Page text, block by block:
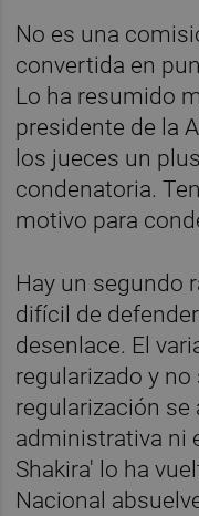
No es una
convertida en
Lo ha resumido
presidente de la
los jueces un
condenatoria.
motivo para
Hay un segundo
difícil de
desenlace. El
regularizado y
regularización se
administrativa ni
Shakira' lo ha
Nacional